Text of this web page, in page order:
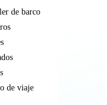
de barco
de viaje